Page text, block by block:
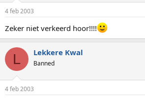
4 feb 2003
Zeker niet verkeerd hoor!!!!
L Lekkere Kwal
Banned
4 feb 2003